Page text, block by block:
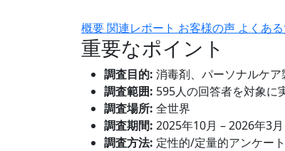
概要関連レポート お客様の声 よくあ
重要なポイント
調査目的: 消毒剤、パーソナルケア
調査範囲: 595人の回答者を対象に
調査場所: 全世界
調査期間: 2025年10月 – 2026年3月
調査方法: 定性的/定量的アンケー